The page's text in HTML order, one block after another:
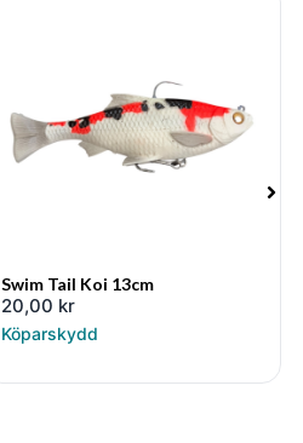
Swim Tail Koi 13cm
20,00 kr
Köparskydd